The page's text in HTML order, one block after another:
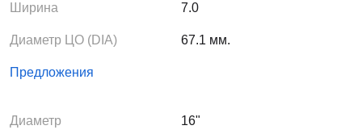
Ширина 7.0
Диаметр ЦО (DIA) 67.1 мм.
Предложения
Диаметр 16"